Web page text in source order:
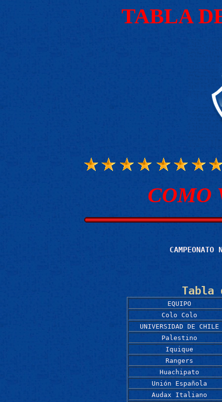
TABLA
COMO
Tabla
EQUIPO
Colo Colo
UNIVERSIDAD DE CHILE
Palestino
Iquique
Rangers
Huachipato
Unión Española
Audax Italiano